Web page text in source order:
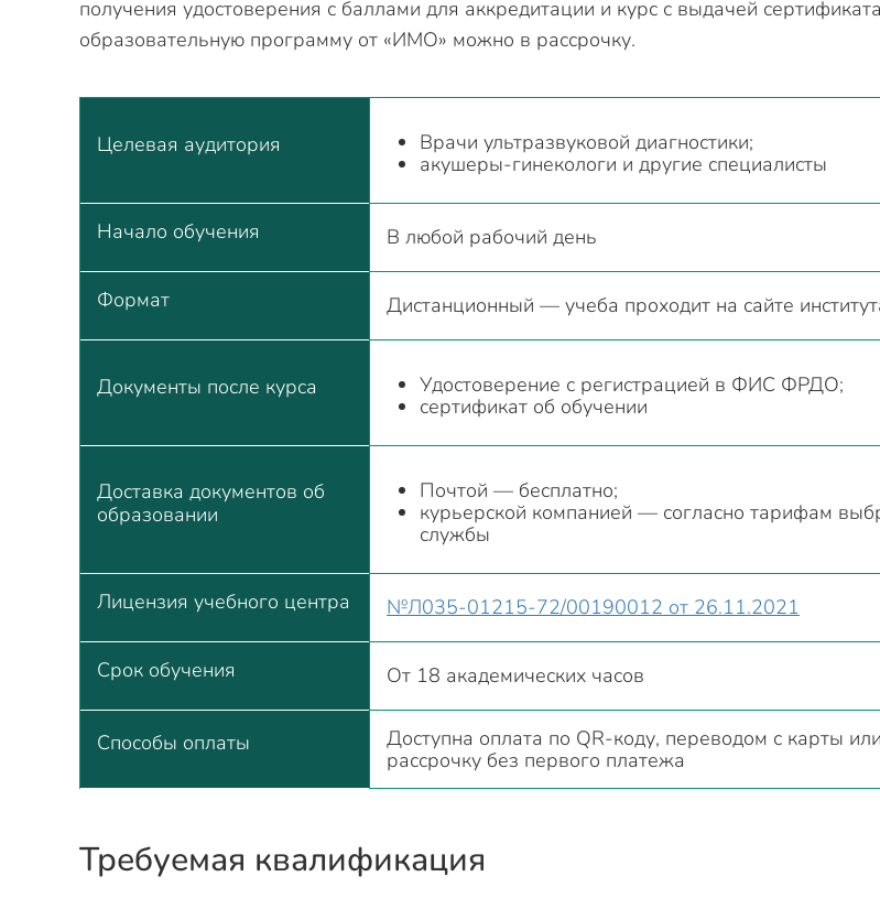
получения удостоверения с баллами для аккредитации и курс с выдачей
образовательную программу от «ИМО» можно в рассрочку.
Целевая аудитория
Врачи ультразвуковой диагностики;
акушеры-гинекологи и другие специалисты
Начало обучения В любой рабочий день
Формат Дистанционный — учеба проходит на сайте
Документы после курса
Удостоверение с регистрацией в ФИС ФРДО;
сертификат об обучении
Доставка документов об
образовании
Почтой — бесплатно;
курьерской компанией — согласно тарифам
службы
Лицензия учебного центра №Л035-01215-72/00190012 от 26.11.2021
Срок обучения От 18 академических часов
Способы оплаты
Доступна оплата по QR-коду, переводом с карты
рассрочку без первого платежа
Требуемая квалификация